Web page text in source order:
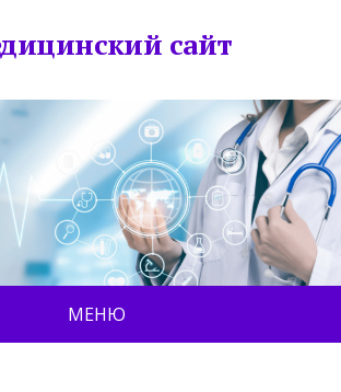
сайт
МЕНЮ